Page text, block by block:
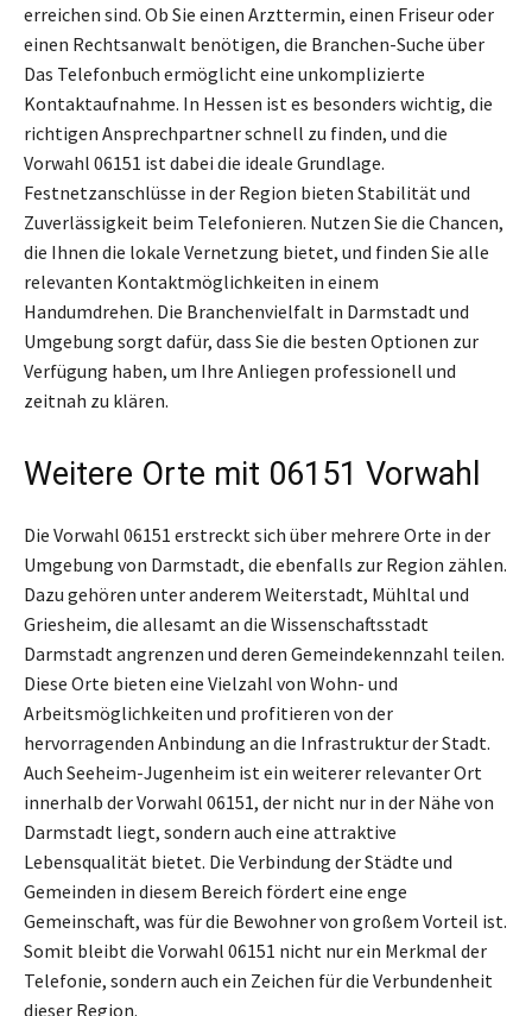
erreichen sind. Ob Sie einen Arzttermin, einen Friseur oder
einen Rechtsanwalt benötigen, die Branchen-Suche über
Das Telefonbuch ermöglicht eine unkomplizierte
Kontaktaufnahme. In Hessen ist es besonders wichtig, die
richtigen Ansprechpartner schnell zu finden, und die
Vorwahl 06151 ist dabei die ideale Grundlage.
Festnetzanschlüsse in der Region bieten Stabilität und
Zuverlässigkeit beim Telefonieren. Nutzen Sie die Chancen,
die Ihnen die lokale Vernetzung bietet, und finden Sie alle
relevanten Kontaktmöglichkeiten in einem
Handumdrehen. Die Branchenvielfalt in Darmstadt und
Umgebung sorgt dafür, dass Sie die besten Optionen zur
Verfügung haben, um Ihre Anliegen professionell und
zeitnah zu klären.
Weitere Orte mit 06151 Vorwahl
Die Vorwahl 06151 erstreckt sich über mehrere Orte in der
Umgebung von Darmstadt, die ebenfalls zur Region zählen.
Dazu gehören unter anderem Weiterstadt, Mühltal und
Griesheim, die allesamt an die Wissenschaftsstadt
Darmstadt angrenzen und deren Gemeindekennzahl teilen.
Diese Orte bieten eine Vielzahl von Wohn- und
Arbeitsmöglichkeiten und profitieren von der
hervorragenden Anbindung an die Infrastruktur der Stadt.
Auch Seeheim-Jugenheim ist ein weiterer relevanter Ort
innerhalb der Vorwahl 06151, der nicht nur in der Nähe von
Darmstadt liegt, sondern auch eine attraktive
Lebensqualität bietet. Die Verbindung der Städte und
Gemeinden in diesem Bereich fördert eine enge
Gemeinschaft, was für die Bewohner von großem Vorteil ist.
Somit bleibt die Vorwahl 06151 nicht nur ein Merkmal der
Telefonie, sondern auch ein Zeichen für die Verbundenheit
dieser Region.